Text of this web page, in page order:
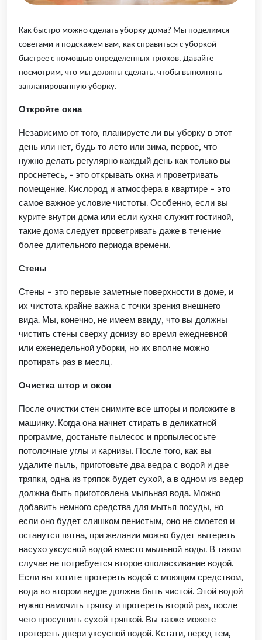
Как быстро можно сделать уборку дома? Мы поделимся
советами и подскажем вам, как справиться с уборкой
быстрее с помощью определенных трюков. Давайте
посмотрим, что мы должны сделать, чтобы выполнять
запланированную уборку.
Откройте окна
Независимо от того, планируете ли вы уборку в этот
день или нет, будь то лето или зима, первое, что
нужно делать регулярно каждый день как только вы
проснетесь, - это открывать окна и проветривать
помещение. Кислород и атмосфера в квартире – это
самое важное условие чистоты. Особенно, если вы
курите внутри дома или если кухня служит гостиной,
такие дома следует проветривать даже в течение
более длительного периода времени.
Стены
Стены – это первые заметные поверхности в доме, и
их чистота крайне важна с точки зрения внешнего
вида. Мы, конечно, не имеем ввиду, что вы должны
чистить стены сверху донизу во время ежедневной
или еженедельной уборки, но их вполне можно
протирать раз в месяц.
Очистка штор и окон
После очистки стен снимите все шторы и положите в
машинку. Когда она начнет стирать в деликатной
программе, достаньте пылесос и пропылесосьте
потолочные углы и карнизы. После того, как вы
удалите пыль, приготовьте два ведра с водой и две
тряпки, одна из тряпок будет сухой, а в одном из ведер
должна быть приготовлена мыльная вода. Можно
добавить немного средства для мытья посуды, но
если оно будет слишком пенистым, оно не смоется и
останутся пятна, при желании можно будет вытереть
насухо уксусной водой вместо мыльной воды. В таком
случае не потребуется второе ополаскивание водой.
Если вы хотите протереть водой с моющим средством,
вода во втором ведре должна быть чистой. Этой водой
нужно намочить тряпку и протереть второй раз, после
чего просушить сухой тряпкой. Вы также можете
протереть двери уксусной водой. Кстати, перед тем,